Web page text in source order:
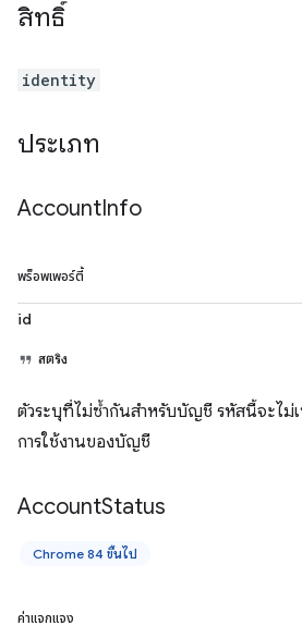
สิทธิ์
identity
ประเภท
AccountInfo
พร็อพเพอร์ตี้
id
สตริง
ตัวระบุที่ไม่ซ้ำกันสำหรับบัญชี รหัสนี้จะไม่
การใช้งานของบัญชี
AccountStatus
Chrome 84 ขึ้นไป
ค่าแจกแจง